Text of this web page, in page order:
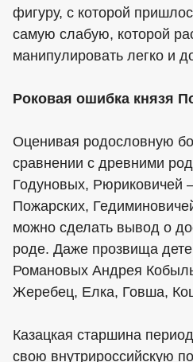
фигуру, с которой
самую слабую, которой
манипулировать легко и
Роковая ошибка князя
Оценивая родословную
сравнении с древними
Годуновых, Рюриковичей
Пожарских,
можно сделать вывод о
роде. Даже прозвища
Романовых Андрея
Жеребец, Елка, Говша,
Казацкая старшина
свою внутрироссийскую